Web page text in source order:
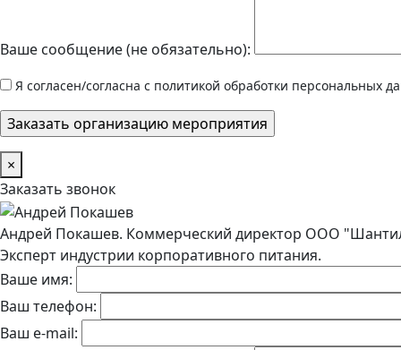
Ваше сообщение (не обязательно):
Я согласен/согласна с политикой обработки персональных
×
Заказать звонок
Андрей Покашев. Коммерческий директор ООО
Эксперт индустрии корпоративного питания.
Ваше имя:
Ваш телефон:
Ваш e-mail: